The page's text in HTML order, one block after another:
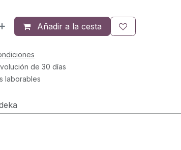
Añadir a la cesta
de 30 días
laborables